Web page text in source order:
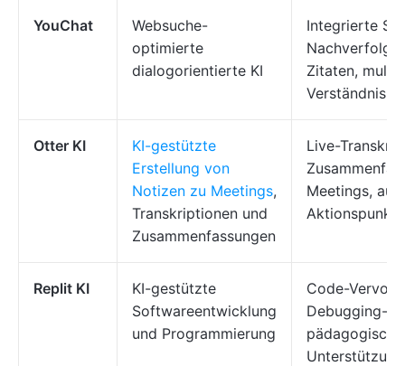
YouChat
Websuche-
optimierte
dialogorientierte KI
Integrierte
Zitaten,
Verständnis
Otter KI
KI-gestützte
Erstellung von
Notizen zu Meetings,
Transkriptionen und
Zusammenfassungen
Live-
Meetings,
Aktionspunkte
Replit KI
KI-gestützte
Softwareentwicklung
und Programmierung
Code-
Debugging-
pädagogische
Unterstützung